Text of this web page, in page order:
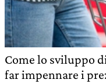
Come lo sviluppo
far impennare i